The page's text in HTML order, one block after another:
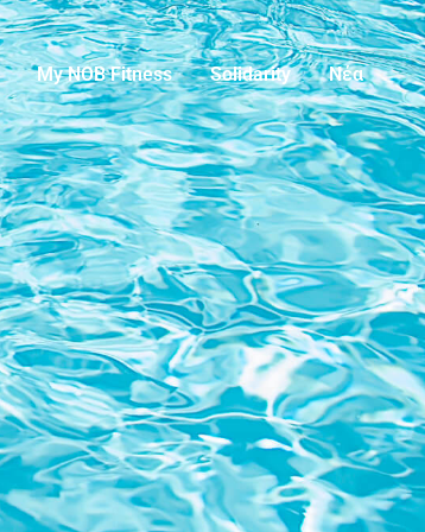
My NOB Fitness Solidarity
Νέα